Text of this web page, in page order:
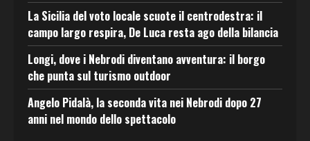
La Sicilia del voto locale scuote il centrodestra: il
campo largo respira, De Luca resta ago della bilancia
Longi, dove i Nebrodi diventano avventura: il borgo
che punta sul turismo outdoor
Angelo Pidalà, la seconda vita nei Nebrodi dopo 27
anni nel mondo dello spettacolo